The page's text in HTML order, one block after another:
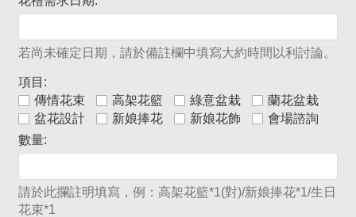
若尚未確定日期，請於備註欄中填寫大約時間以利討論。
項目:
傳情花束
高架花籃 綠意盆栽
蘭花盆栽
盆花設計
新娘捧花 新娘花飾
會場諮詢
數量:
請於此攔註明填寫，例：高架花籃*1(對)/新娘捧花*1/生日
花束*1